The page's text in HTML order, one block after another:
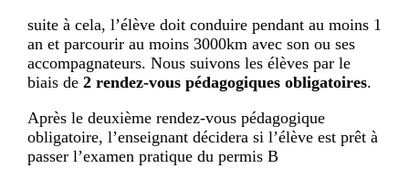
suite à cela, l’élève doit conduire pendant au moins 1
an et parcourir au moins 3000km avec son ou ses
accompagnateurs. Nous suivons les élèves par le
biais de 2 rendez-vous pédagogiques obligatoires.
Après le deuxième rendez-vous pédagogique
obligatoire, l’enseignant décidera si l’élève est prêt à
passer l’examen pratique du permis B